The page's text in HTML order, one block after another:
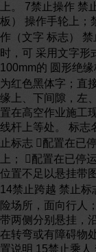
上。 7禁止操作
板） 操作手轮上；
作（文字 标志）
时，可 采用文字
100mm的 圆形绝
为红色黑体字；直
缘上、下间隙，左
置在高空作业施工
线杆上等处。 标志
止标志 配置在已
上； 配置在已停
位置不足以悬挂带
14禁止跨越 禁止
险场所，面向行人
带两侧分别悬挂，
在转弯或有障碍物
置说明 15禁止乘